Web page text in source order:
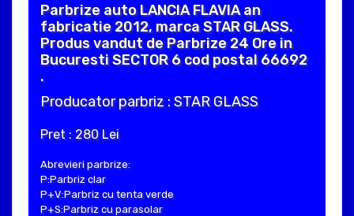
Parbrize auto LANCIA FLAVIA an
fabricatie 2012, marca STAR GLASS.
Produs vandut de Parbrize 24 Ore in
Bucuresti SECTOR 6 cod postal 66692
.
Producator parbriz : STAR GLASS
Pret : 280 Lei
Abrevieri parbrize:
P:Parbriz clar
P+V:Parbriz cu tenta verde
P+S:Parbriz cu parasolar